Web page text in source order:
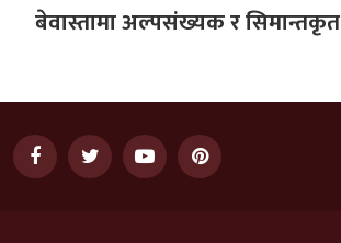
बेवास्तामा अल्पसंख्यक र सिमान्तकृत